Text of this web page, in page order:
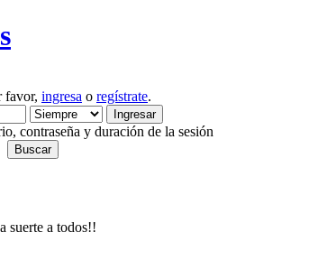
favor, ingresa o regístrate.
contraseña y duración de la sesión
suerte a todos!!